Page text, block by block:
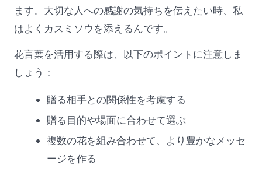
ます。大切な人への感謝の気持ちを伝えたい時、私
はよくカスミソウを添えるんです。
花言葉を活用する際は、以下のポイントに注意しま
しょう：
贈る相手との関係性を考慮する
贈る目的や場面に合わせて選ぶ
複数の花を組み合わせて、より豊かなメッセ
ージを作る